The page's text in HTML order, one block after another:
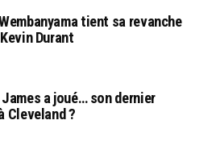
tient sa revanche
Durant
a joué… son dernier
Cleveland ?